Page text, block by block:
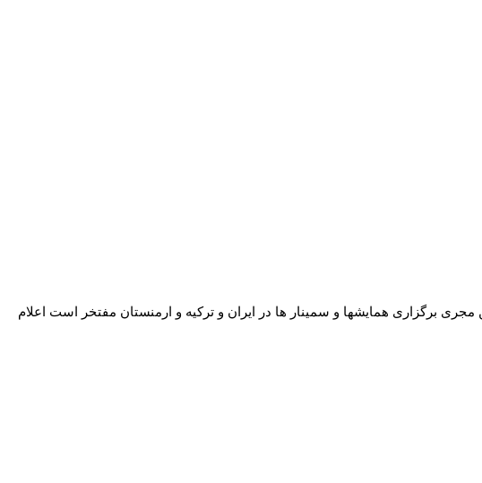
و نیز همچنین مجری برگزاری همایشها و سمینار ها در ایران و ترکیه و ارمنستان مفتخر است اعلام